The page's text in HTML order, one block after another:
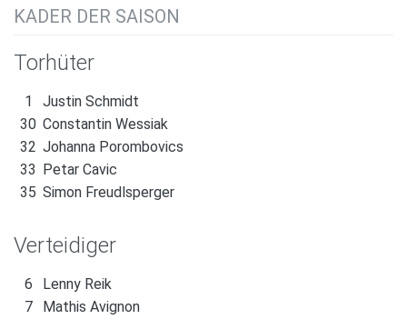
KADER DER SAISON
Torhüter
1
Justin Schmidt
30 Constantin Wessiak
32 Johanna Porombovics
33 Petar Cavic
35 Simon Freudlsperger
Verteidiger
6
Lenny Reik
7
Mathis Avignon